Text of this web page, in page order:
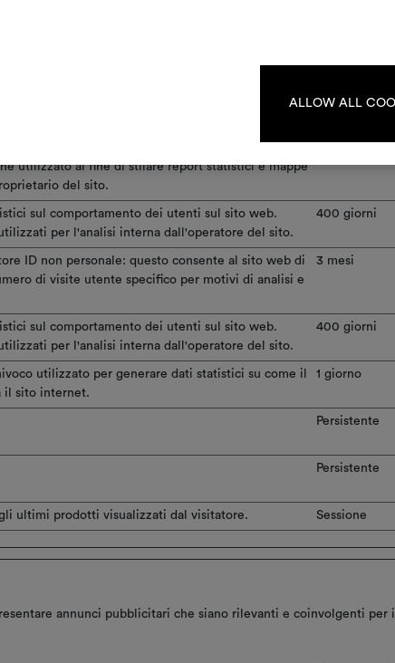
ALLOW ALL
navigazione dell'utente, l'interazione e il tempo
1 giorno
utilizzato al fine di stilare report statistici e mappe
del sito.
sul comportamento dei utenti sul sito web.
per l'analisi interna dall'operatore del sito.
400 giorni
ID non personale: questo consente al sito web di
di visite utente specifico per motivi di analisi e
3 mesi
sul comportamento dei utenti sul sito web.
per l'analisi interna dall'operatore del sito.
400 giorni
utilizzato per generare dati statistici su come il
il sito internet.
1 giorno
Persistente
Persistente
ultimi prodotti visualizzati dal visitatore. Sessione
annunci pubblicitari che siano rilevanti e coinvolgenti
LOGIN
REGISTRATI